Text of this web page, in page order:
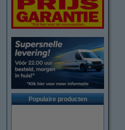
Populaire producten